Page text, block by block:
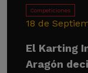
Competiciones
18 de
El Karting
Aragón